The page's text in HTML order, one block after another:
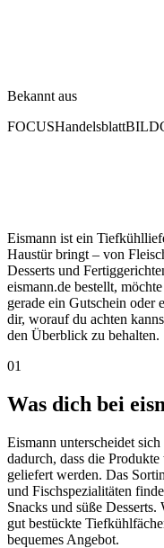
Bekannt aus
FOCUSHandelsblattBILD
Eismann ist ein
Haustür bringt – von
Desserts und
eismann.de bestellt,
gerade ein Gutschein oder
dir, worauf du achten
den Überblick zu behalten.
01
Was dich bei
Eismann unterscheidet
dadurch, dass die
geliefert werden. Das
und Fischspezialitäten
Snacks und süße
gut bestückte
bequemes Angebot.